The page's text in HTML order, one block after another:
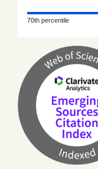
70th percentile